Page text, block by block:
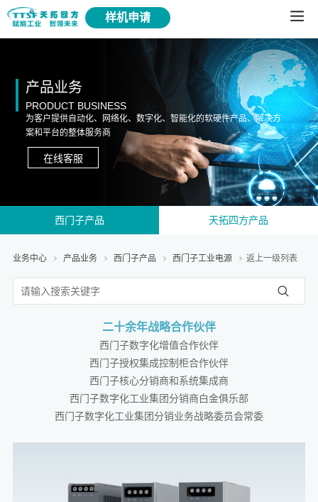
样机申请
产品业务
PRODUCT BUSINESS
为客户提供自动化、网络化、数字化、智能化的软硬件产品、解决方
案和平台的整体服务商
在线客服
西门子产品 天拓四方产品
业务中心 产品业务 西门子产品 西门子工业电源 返上一级列表
二十余年战略合作伙伴
西门子数字化增值合作伙伴
西门子授权集成控制柜合作伙伴
西门子核心分销商和系统集成商
西门子数字化工业集团分销商白金俱乐部
西门子数字化工业集团分销业务战略委员会常委